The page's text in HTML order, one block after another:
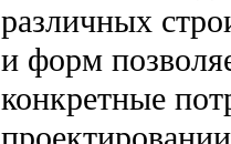
различных
и форм
конкретные